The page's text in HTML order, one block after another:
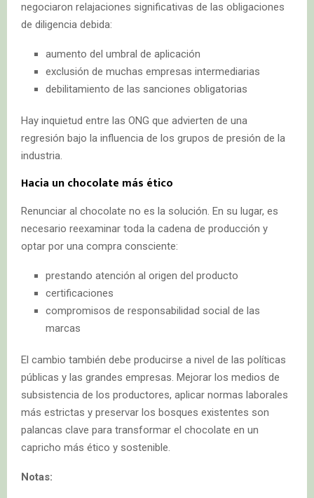
negociaron relajaciones significativas de las obligaciones
de diligencia debida:
aumento del umbral de aplicación
exclusión de muchas empresas intermediarias
debilitamiento de las sanciones obligatorias
Hay inquietud entre las ONG que advierten de una
regresión bajo la influencia de los grupos de presión de la
industria.
Hacia un chocolate más ético
Renunciar al chocolate no es la solución. En su lugar, es
necesario reexaminar toda la cadena de producción y
optar por una compra consciente:
prestando atención al origen del producto
certificaciones
compromisos de responsabilidad social de las
marcas
El cambio también debe producirse a nivel de las políticas
públicas y las grandes empresas. Mejorar los medios de
subsistencia de los productores, aplicar normas laborales
más estrictas y preservar los bosques existentes son
palancas clave para transformar el chocolate en un
capricho más ético y sostenible.
Notas: